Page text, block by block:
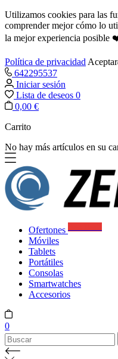
Utilizamos cookies para las
comprender mejor cómo lo
la mejor experiencia posible
Política de privacidad Aceptar
642295537
Iniciar sesión
Lista de deseos 0
0,00 €
Carrito
No hay más artículos en su
Ofertones
Móviles
Tablets
Portátiles
Consolas
Smartwatches
Accesorios
0